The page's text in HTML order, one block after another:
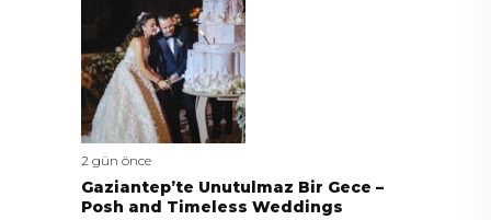
2 gün önce
Gaziantep’te Unutulmaz Bir Gece –
Posh and Timeless Weddings